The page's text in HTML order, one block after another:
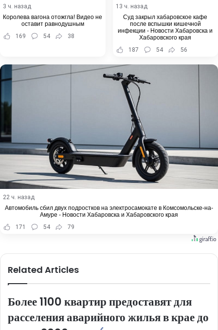
3 ч. назад
Королева вагона отожгла! Видео не
оставит равнодушным
169
54 38
13 ч. назад
Суд закрыл хабаровское кафе
после вспышки кишечной
инфекции - Новости Хабаровска и
Хабаровского края
187
54 56
22 ч. назад
Автомобиль сбил двух подростков на электросамокате в Комсомольске-на-
Амуре - Новости Хабаровска и Хабаровского края
171
54 79
Related Articles
Более 1100 квартир предоставят для
расселения аварийного жилья в крае до